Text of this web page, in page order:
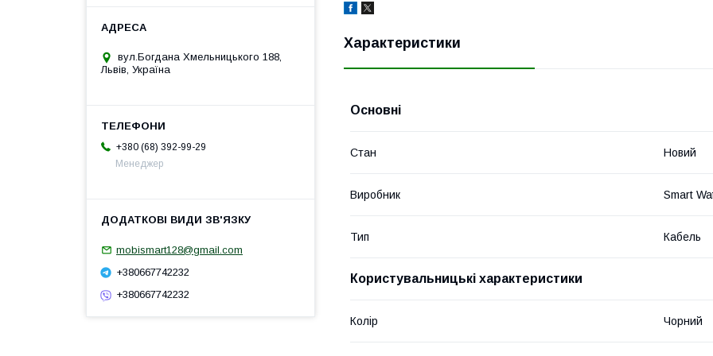
Характеристики
Основні
Стан Новий
Виробник Smart
Тип Кабель
Користувальницькі характеристики
Колір Чорний
вул.Богдана Хмельницького 188,
Львів, Україна
+380 (68) 392-99-29
Менеджер
mobismart128@gmail.com
+380667742232
+380667742232